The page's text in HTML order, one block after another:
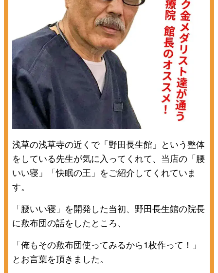
浅草の浅草寺の近くで「野田長生館」という整体
をしている先生が気に入ってくれて、当店の「腰
いい寝」「快眠の王」をご紹介してくれていま
す。
「腰いい寝」を開発した当初、野田長生館の院長
に敷布団の話をしたところ、
「俺もその敷布団使ってみるから1枚作って！」
とお言葉を頂きました。